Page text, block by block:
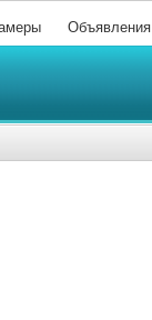
Объявления